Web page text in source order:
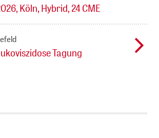
Köln, Hybrid, 24 CME
Tagung